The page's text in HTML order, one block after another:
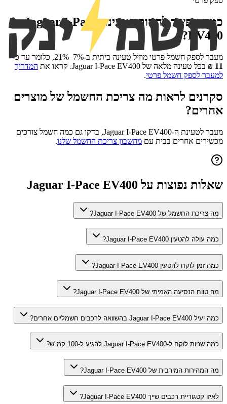
כמה אפשר לחסוך בטעינת Jaguar I-Pace
EV400
?
מעבר לספק חשמל פרטי מוזיל טעינה ביתית ב-7%–21%, כלומר עד כ-
11
₪ בכל טעינה מלאה של Jaguar I-Pace EV400. קראו את המדריך
למעבר לספק חשמל פרטי.
סקרנים לראות מה צריכת החשמל של מוצרים
אחרים?
מעבר לטעינת ה-Jaguar I-Pace EV400, בדקו גם כמה חשמל צורכים
מכשירים אחרים בבית עם מחשבון צריכת החשמל שלנו.
שאלות נפוצות על Jaguar I-Pace EV400
מה צריכת החשמל של Jaguar I-Pace EV400?
כמה עולה להטעין Jaguar I-Pace EV400?
כמה זמן לוקח להטעין Jaguar I-Pace EV400?
מה טווח הנסיעה האמיתי של Jaguar I-Pace EV400?
כמה יעיל Jaguar I-Pace EV400 בהשוואה לרכבים חשמליים אחרים?
כמה שניות לוקח ל-Jaguar I-Pace EV400 להגיע ל-100 קמ"ש?
מה המהירות המירבית של Jaguar I-Pace EV400?
לאיזו קטגוריית רכבים שייך Jaguar I-Pace EV400?